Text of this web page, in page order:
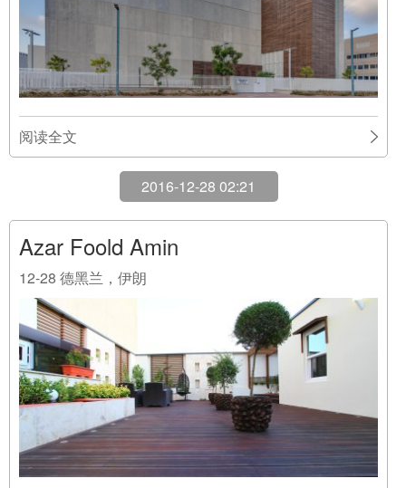
阅读全文
2016-12-28 02:21
Azar Foold Amin
12-28 德黑兰，伊朗